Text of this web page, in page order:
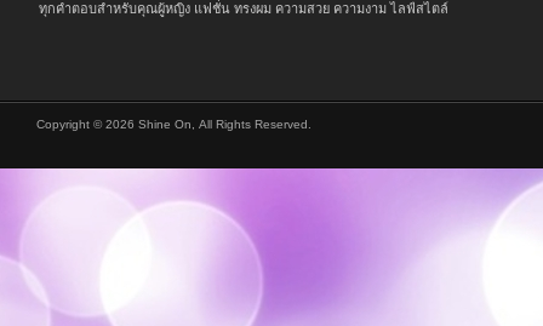
ทุกคำตอบสำหรับคุณผู้หญิง แฟชั่น ทรงผม ความสวย ความงาม ไลฟ์สไตล์
Copyright © 2026 Shine On, All Rights Reserved.